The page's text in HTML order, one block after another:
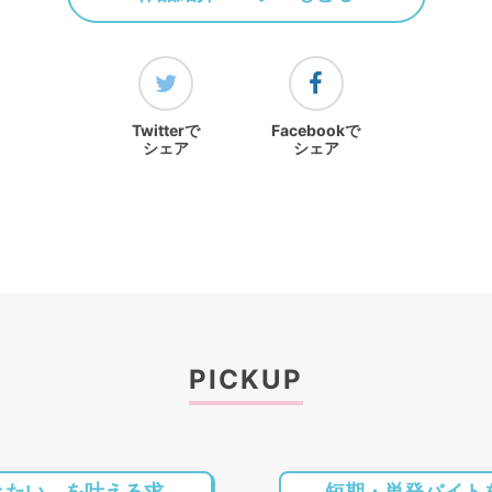
Twitterで
シェア
Facebookで
シェア
PICKUP